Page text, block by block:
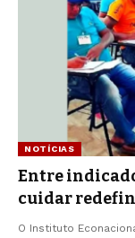
NOTÍCIAS
Entre
cuidar
O Instituto